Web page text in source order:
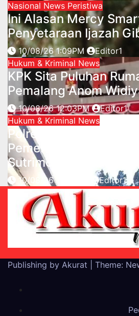
Nasional News Peristiwa
Ini Alasan Mercy
Penyetaraan Ijazah
10/08/26 1:09PM
Editor1
Hukum & Kriminal News
KPK Sita Puluhan
Pemalang Anom
10/08/26 12:03PM
Editor1
Hukum & Kriminal News
Polresta Banyumas
Pemeriksaan Kasus
Sutrimo ke Polda
10/08/26 11:05AM Editor1
Publishing by Akurat Theme: